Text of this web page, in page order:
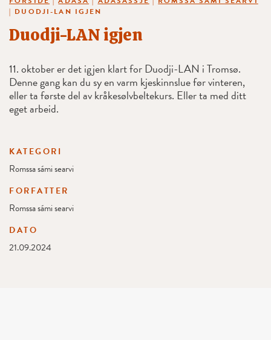
| DUODJI-LAN IGJEN
Duodji-LAN igjen
11. oktober er det igjen klart for Duodji-LAN i Tromsø.
Denne gang kan du sy en varm kjeskinnslue før vinteren,
eller ta første del av kråkesølvbeltekurs. Eller ta med ditt
eget arbeid.
KATEGORI
Romssa sámi searvi
FORFATTER
Romssa sámi searvi
DATO
21.09.2024